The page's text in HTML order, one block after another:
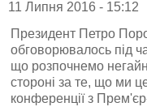
11 Липня 2016 - 15:12
Президент Петро
обговорювалось під
що розпочнемо
стороні за те, що ми
конференції з